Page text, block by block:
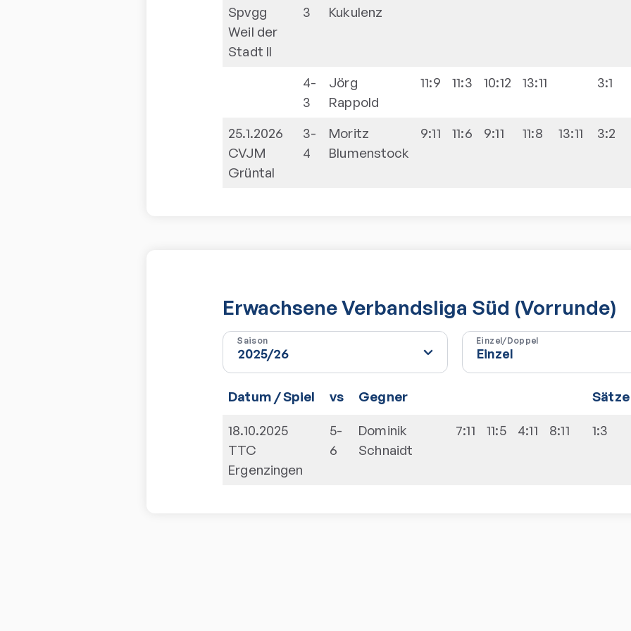
Spvgg
Weil der
Stadt II
3 Kukulenz
4-
3
Jörg
Rappold
11:9 11:3 10:12 13:11 3:1
25.1.2026
CVJM
Grüntal
3-
4
Moritz
Blumenstock
9:11 11:6 9:11 11:8 13:11 3:2
Erwachsene Verbandsliga Süd (Vorrunde)
Saison Einzel/Doppel
Datum / Spiel vs Gegner Sätze
18.10.2025
TTC
Ergenzingen
5-
6
Dominik
Schnaidt
7:11 11:5 4:11 8:11 1:3